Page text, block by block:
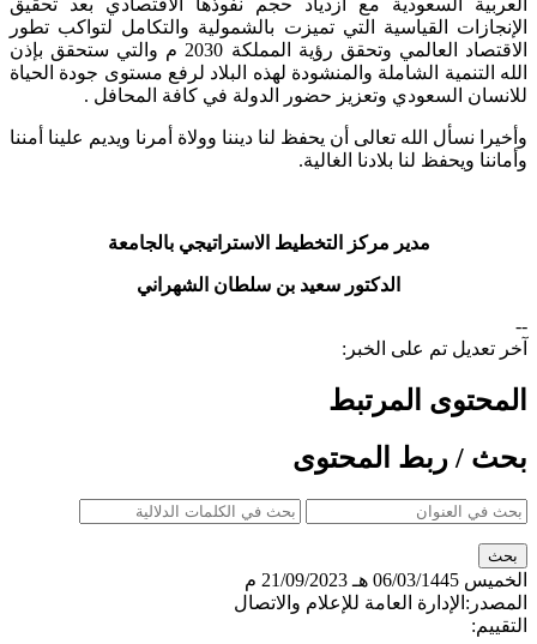
الإنجازات القياسية التي تميزت بالشمولية والتكامل لتواكب تطور
الاقتصاد العالمي وتحقق رؤية المملكة 2030 م والتي ستحقق بإذن
الله التنمية الشاملة والمنشودة لهذه البلاد لرفع مستوى جودة الحياة
للانسان السعودي وتعزيز حضور الدولة في كافة المحافل .
وأخيرا نسأل الله تعالى أن يحفظ لنا ديننا وولاة أمرنا ويديم علينا أمننا
وأماننا ويحفظ لنا بلادنا الغالية.
مدير مركز التخطيط الاستراتيجي بالجامعة​
الدكتور سعيد بن سلطان الشهراني
--
آخر تعديل تم على الخبر:
المحتوى المرتبط
بحث / ربط المحتوى
الخميس 06/03/1445 هـ
21/09/2023 م
المصدر: الإدارة العامة للإعلام والاتصال
التقييم: